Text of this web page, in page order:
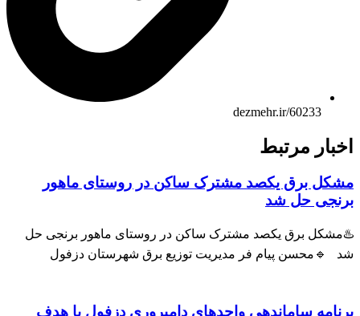
dezmehr.ir/60233
اخبار مرتبط
مشکل برق یکصد مشترک ساکن در روستای ماهور
برنجی حل شد
♨️مشکل برق یکصد مشترک ساکن در روستای ماهور برنجی حل
شد 🔹محسن پیام فر مدیریت توزیع برق شهرستان دزفول
برنامه ساماندهی واحدهای دامپروری دزفول با هدف